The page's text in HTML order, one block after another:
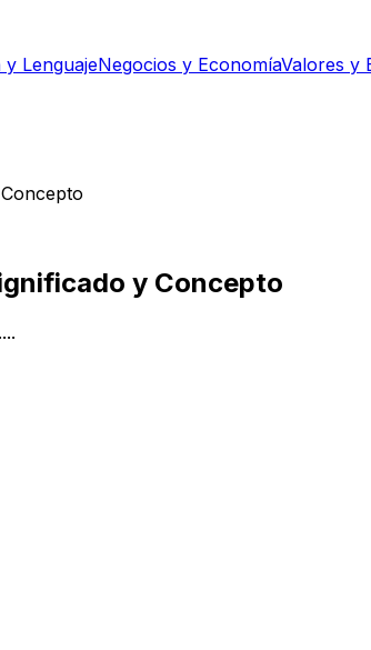
y LenguajeNegocios y EconomíaValores y
y Concepto